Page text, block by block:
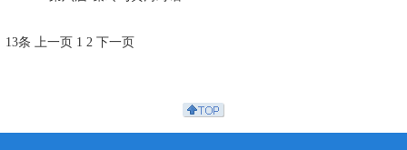
13条 上一页 1 2 下一页